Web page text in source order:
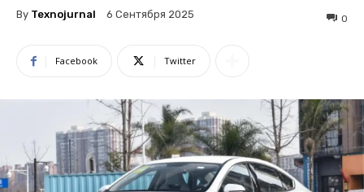
By Texnojurnal 6 Сентября 2025 0
Facebook Twitter